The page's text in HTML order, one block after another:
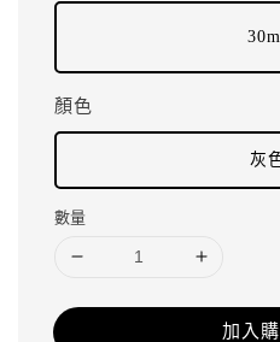
顏色
灰
數量
加入